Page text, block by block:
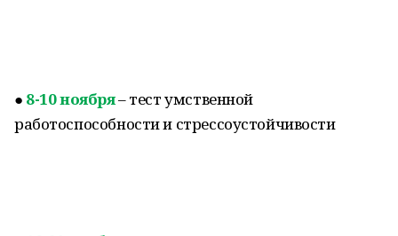
● 8-10 ноября– тест умственной
работоспособности и стрессоустойчивости